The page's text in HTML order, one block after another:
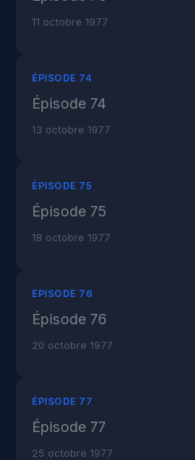
11 octobre 1977
ÉPISODE 74
Épisode 74
13 octobre 1977
ÉPISODE 75
Épisode 75
18 octobre 1977
ÉPISODE 76
Épisode 76
20 octobre 1977
ÉPISODE 77
Épisode 77
25 octobre 1977